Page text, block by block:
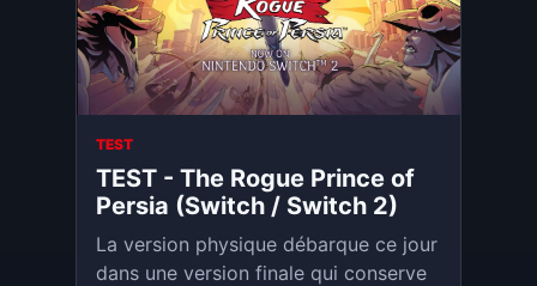
TEST
TEST - The Rogue Prince of
Persia (Switch / Switch 2)
La version physique débarque ce jour
dans une version finale qui conserve